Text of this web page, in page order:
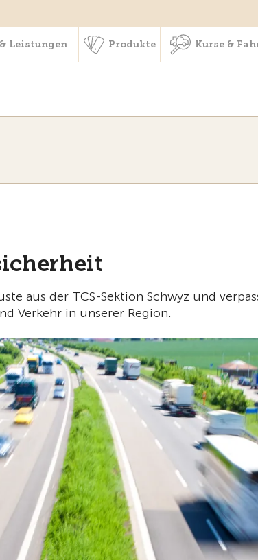
Leistungen Produkte Kurse &
aus der TCS-Sektion Schwyz und
Verkehr in unserer Region.